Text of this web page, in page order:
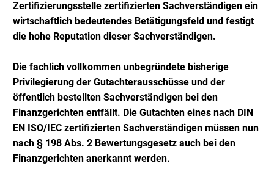
Zertifizierungsstelle zertifizierten Sachverständigen ein
wirtschaftlich bedeutendes Betätigungsfeld und festigt
die hohe Reputation dieser Sachverständigen.
Die fachlich vollkommen unbegründete bisherige
Privilegierung der Gutachterausschüsse und der
öffentlich bestellten Sachverständigen bei den
Finanzgerichten entfällt. Die Gutachten eines nach DIN
EN ISO/IEC zertifizierten Sachverständigen müssen nun
nach § 198 Abs. 2 Bewertungsgesetz auch bei den
Finanzgerichten anerkannt werden.